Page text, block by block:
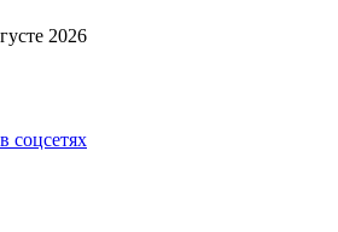
2026
соцсетях